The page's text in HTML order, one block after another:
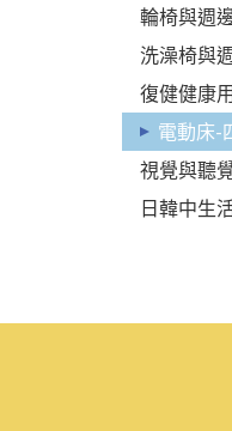
輪椅與週
洗澡椅與
復健健康
電動床-
視覺與聽
日韓中生